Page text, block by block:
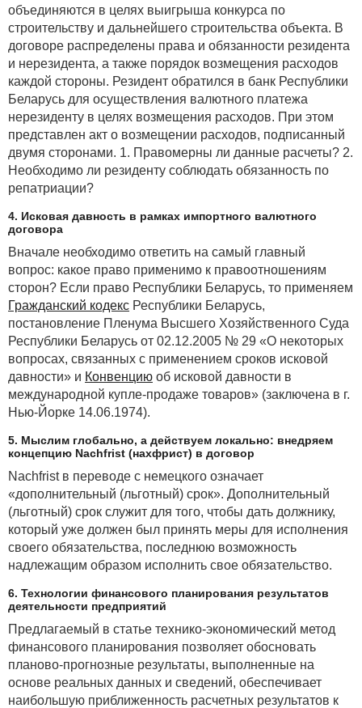
объединяются в целях выигрыша конкурса по
строительству и дальнейшего строительства объекта. В
договоре распределены права и обязанности резидента
и нерезидента, а также порядок возмещения расходов
каждой стороны. Резидент обратился в банк Республики
Беларусь для осуществления валютного платежа
нерезиденту в целях возмещения расходов. При этом
представлен акт о возмещении расходов, подписанный
двумя сторонами. 1. Правомерны ли данные расчеты? 2.
Необходимо ли резиденту соблюдать обязанность по
репатриации?
4. Исковая давность в рамках импортного валютного
договора
Вначале необходимо ответить на самый главный
вопрос: какое право применимо к правоотношениям
сторон? Если право Республики Беларусь, то применяем
Гражданский кодекс Республики Беларусь,
постановление Пленума Высшего Хозяйственного Суда
Республики Беларусь от 02.12.2005 № 29 «О некоторых
вопросах, связанных с применением сроков исковой
давности» и Конвенцию об исковой давности в
международной купле-продаже товаров» (заключена в г.
Нью-Йорке 14.06.1974).
5. Мыслим глобально, а действуем локально: внедряем
концепцию Nachfrist (нахфрист) в договор
Nachfrist в переводе с немецкого означает
«дополнительный (льготный) срок». Дополнительный
(льготный) срок служит для того, чтобы дать должнику,
который уже должен был принять меры для исполнения
своего обязательства, последнюю возможность
надлежащим образом исполнить свое обязательство.
6. Технологии финансового планирования результатов
деятельности предприятий
Предлагаемый в статье технико-экономический метод
финансового планирования позволяет обосновать
планово-прогнозные результаты, выполненные на
основе реальных данных и сведений, обеспечивает
наибольшую приближенность расчетных результатов к